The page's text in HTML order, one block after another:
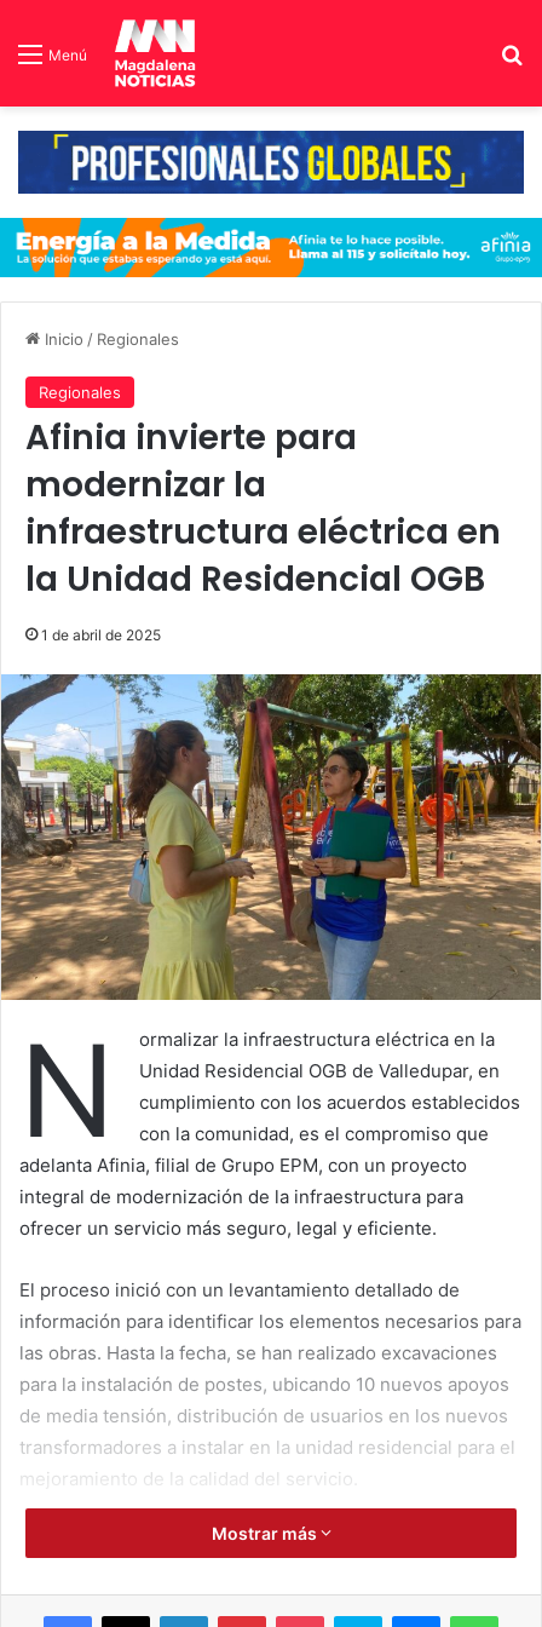
Menú
Inicio / Regionales
Regionales
Afinia invierte para
modernizar la
infraestructura eléctrica en
la Unidad Residencial OGB
1 de abril de 2025
N
ormalizar la infraestructura eléctrica en la
Unidad Residencial OGB de Valledupar, en
cumplimiento con los acuerdos establecidos
con la comunidad, es el compromiso que
adelanta Afinia, filial de Grupo EPM, con un proyecto
integral de modernización de la infraestructura para
ofrecer un servicio más seguro, legal y eficiente.
El proceso inició con un levantamiento detallado de
información para identificar los elementos necesarios para
las obras. Hasta la fecha, se han realizado excavaciones
para la instalación de postes, ubicando 10 nuevos apoyos
de media tensión, distribución de usuarios en los nuevos
transformadores a instalar en la unidad residencial para el
mejoramiento de la calidad del servicio.
Además, se programó una jornada de poda técnica
despejar las ramas que actualmente se encuentra en
Mostrar más